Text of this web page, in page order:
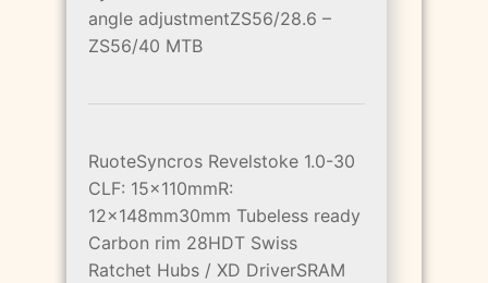
angle adjustmentZS56/28.6 –
ZS56/40 MTB
RuoteSyncros Revelstoke 1.0-30
CLF: 15x110mmR:
12x148mm30mm Tubeless ready
Carbon rim 28HDT Swiss
Ratchet Hubs / XD DriverSRAM